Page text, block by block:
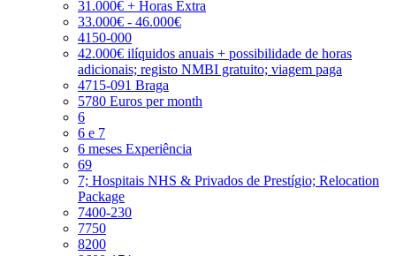
31.000€ + Horas Extra
33.000€ - 46.000€
4150-000
42.000€ ilíquidos anuais + possibilidade de horas
adicionais; registo NMBI gratuito; viagem paga
4715-091 Braga
5780 Euros per month
6
6 e 7
6 meses Experiência
69
7; Hospitais NHS & Privados de Prestígio; Relocation
Package
7400-230
7750
8200